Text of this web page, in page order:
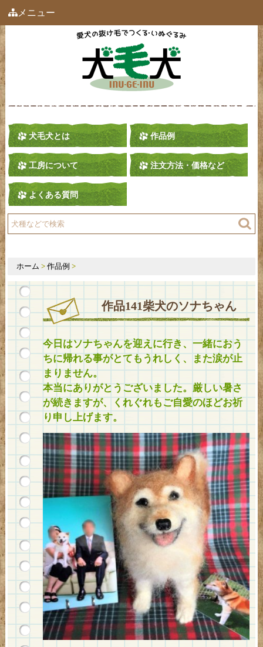
メニュー
犬毛犬とは 作品例
工房について 注文方法・価格など
よくある質問
ホーム > 作品例 >
作品141柴犬のソナちゃん
今日はソナちゃんを迎えに行き、一緒におう
ちに帰れる事がとてもうれしく、また涙が止
まりません。
本当にありがとうございました。厳しい暑さ
が続きますが、くれぐれもご自愛のほどお祈
り申し上げます。